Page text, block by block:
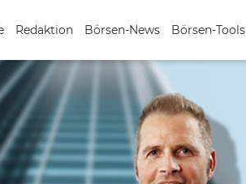
Redaktion Börsen-News Börsen-Tools